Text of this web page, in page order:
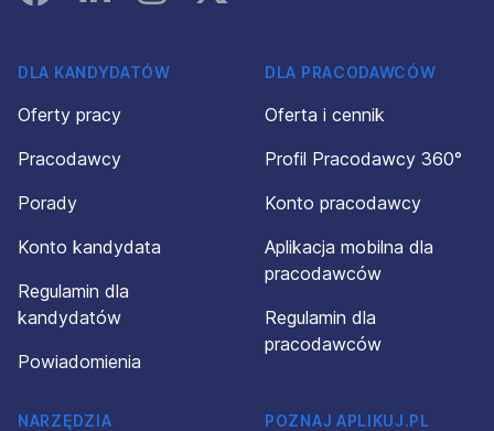
DLA KANDYDATÓW
Oferty pracy
Pracodawcy
Porady
Konto kandydata
Regulamin dla
kandydatów
Powiadomienia
DLA PRACODAWCÓW
Oferta i cennik
Profil Pracodawcy 360°
Konto pracodawcy
Aplikacja mobilna dla
pracodawców
Regulamin dla
pracodawców
NARZĘDZIA
POZNAJ APLIKUJ.PL